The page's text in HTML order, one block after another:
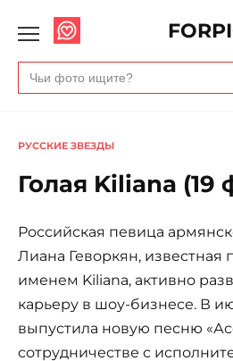
Search
for:
РУССКИЕ ЗВЕЗДЫ
Голая Kiliana (19
Российская певица
Лиана Геворкян, известная
именем Kiliana, активно
карьеру в шоу-бизнесе. В
выпустила новую песню
сотрудничестве с